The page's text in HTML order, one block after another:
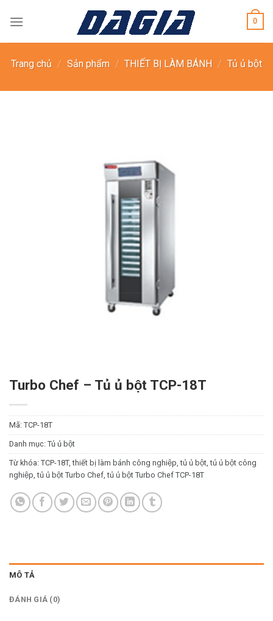
0
Trang chủ / Sản phẩm / THIẾT BỊ LÀM BÁNH / Tủ ủ bột
Turbo Chef – Tủ ủ bột TCP-18T
Mã: TCP-18T
Danh mục: Tủ ủ bột
Từ khóa: TCP-18T,thiết bị làm bánh công nghiệp,tủ ủ bột,tủ ủ bột công
nghiệp,tủ ủ bột Turbo Chef,tủ ủ bột Turbo Chef TCP-18T
MÔ TẢ
ĐÁNH GIÁ (0)